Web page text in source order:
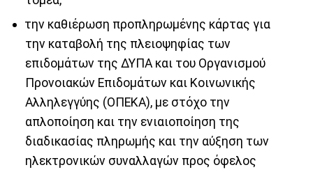
την καθιέρωση προπληρωμένης κάρτας για
την καταβολή της πλειοψηφίας των
επιδομάτων της ΔΥΠΑ και του Οργανισμού
Προνοιακών Επιδομάτων και Κοινωνικής
Αλληλεγγύης (ΟΠΕΚΑ), με στόχο την
απλοποίηση και την ενιαιοποίηση της
διαδικασίας πληρωμής και την αύξηση των
ηλεκτρονικών συναλλαγών προς όφελος